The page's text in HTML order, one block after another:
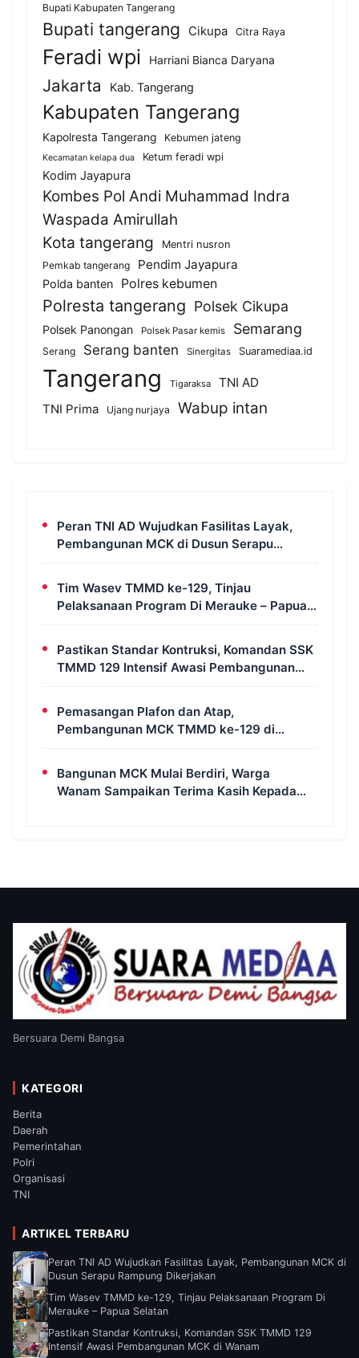
Bupati Kabupaten Tangerang
Bupati tangerang Cikupa Citra Raya
Feradi wpi Harriani Bianca Daryana
Jakarta Kab. Tangerang
Kabupaten Tangerang
Kapolresta Tangerang Kebumen jateng
Kecamatan kelapa dua Ketum feradi wpi
Kodim Jayapura
Kombes Pol Andi Muhammad Indra
Waspada Amirullah
Kota tangerang
Mentri nusron
Pemkab tangerang
Pendim Jayapura
Polda banten Polres kebumen
Polresta tangerang Polsek Cikupa
Polsek Panongan Polsek Pasar kemis Semarang
Serang Serang banten Sinergitas Suaramediaa.id
Tangerang Tigaraksa
TNI AD
TNI Prima
Ujang nurjaya Wabup intan
Peran TNI AD Wujudkan Fasilitas Layak,
Pembangunan MCK di Dusun Serapu
Rampung Dikerjakan
Tim Wasev TMMD ke-129, Tinjau
Pelaksanaan Program Di Merauke – Papua
Selatan
Pastikan Standar Kontruksi, Komandan SSK
TMMD 129 Intensif Awasi Pembangunan
MCK di Wanam
Pemasangan Plafon dan Atap,
Pembangunan MCK TMMD ke-129 di
Kampung Wanam Hampir Rampung
Bangunan MCK Mulai Berdiri, Warga
Wanam Sampaikan Terima Kasih Kepada
Bersuara Demi Bangsa
KATEGORI
Berita
Daerah
Pemerintahan
Polri
Organisasi
TNI
ARTIKEL TERBARU
Peran TNI AD Wujudkan Fasilitas Layak, Pembangunan MCK di
Dusun Serapu Rampung Dikerjakan
Tim Wasev TMMD ke-129, Tinjau Pelaksanaan Program Di
Merauke – Papua Selatan
Pastikan Standar Kontruksi, Komandan SSK TMMD 129
Intensif Awasi Pembangunan MCK di Wanam